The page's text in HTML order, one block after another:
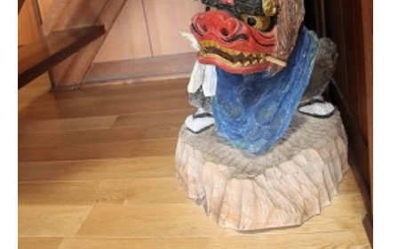
プリ
ウンロード
手続きガ